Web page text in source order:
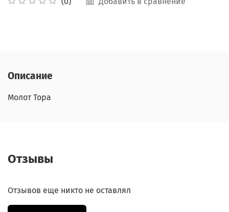
Описание
Молот Тора
Отзывы
Отзывов еще никто не оставлял